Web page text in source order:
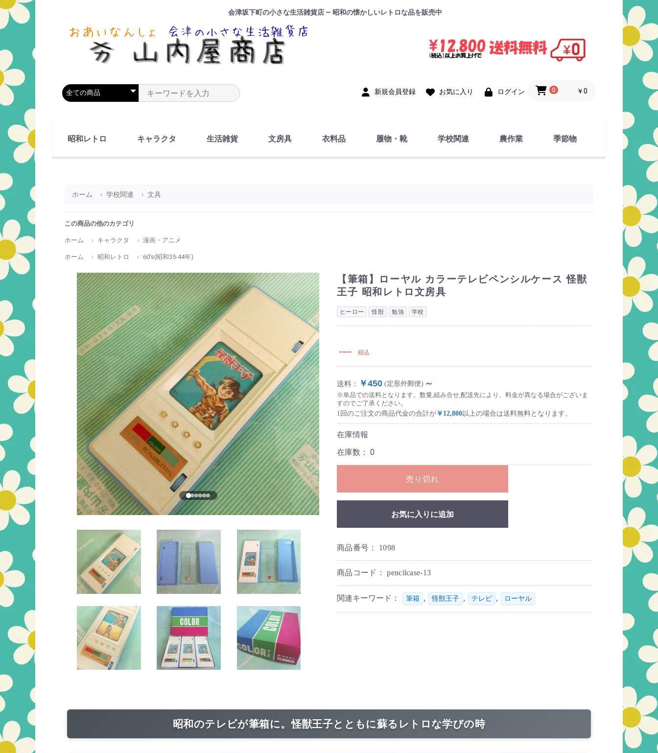
会津坂下町の小さな生活雑貨店 — 昭和の懐かしいレトロな品を販売中
商品カテゴリを選択 商品名やキーワードを入力 新規会員登録 お気に入り ログイン 0 ￥0
昭和レトロ キャラクタ 生活雑貨 文房具 衣料品 履物・靴 学校関連 農作業 季節物
ホーム 学校関連 文具
この商品の他のカテゴリ
ホーム キャラクタ 漫画・アニメ
ホーム 昭和レトロ 60's(昭和35-44年)
【筆箱】ローヤル カラーテレビペンシルケース 怪獣
王子 昭和レトロ文房具
ヒーロー 怪獣 勉強 学校
---- 税込
送料： ￥450 (定形外郵便) ～
※単品での送料となります。数量,組み合せ,配送先により、料金が異なる場合がございま
すのでご了承ください。
1回のご注文の商品代金の合計が ￥12,800以上の場合は送料無料となります。
在庫情報
在庫数： 0
売り切れ
お気に入りに追加
商品番号： 1098
商品コード：pencilcase-13
関連キーワード： 筆箱 , 怪獣王子 , テレビ , ローヤル
昭和のテレビが筆箱に。怪獣王子とともに蘇るレトロな学びの時